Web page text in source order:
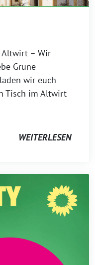
Altwirt – Wir
Grüne
wir euch
Tisch im Altwirt
WEITERLESEN